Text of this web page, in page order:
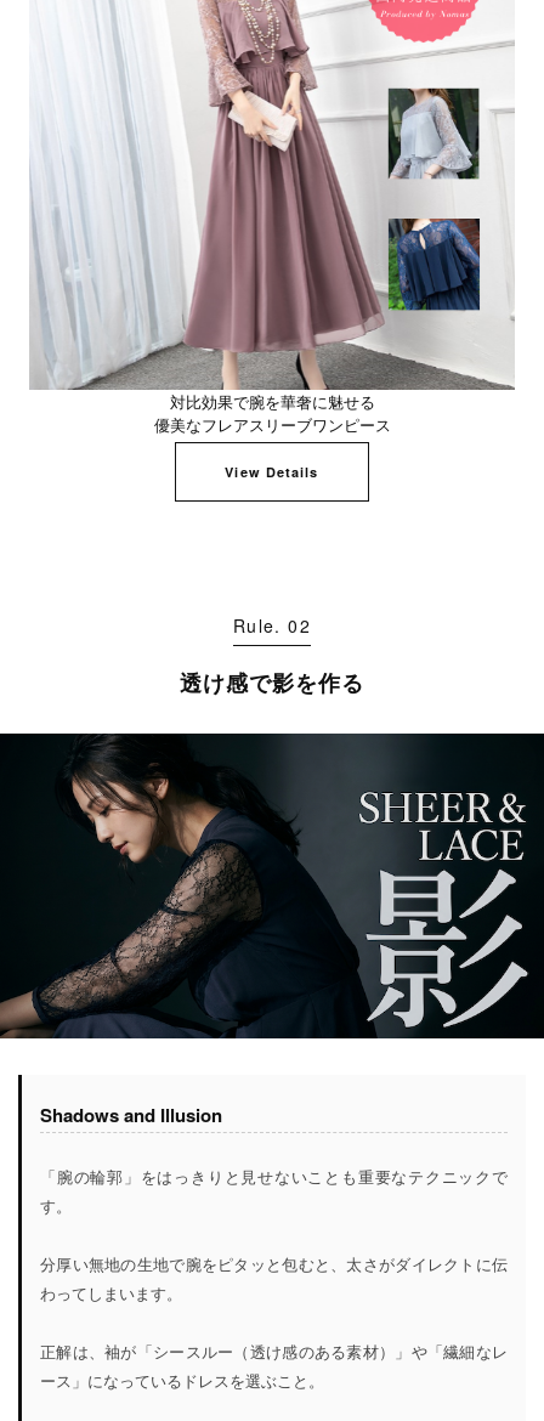
対比効果で腕を華奢に魅せる
優美なフレアスリーブワンピース
View Details
Rule. 02
透け感で影を作る
Shadows and Illusion
「腕の輪郭」をはっきりと見せないことも重要なテクニックで
す。
分厚い無地の生地で腕をピタッと包むと、太さがダイレクトに伝
わってしまいます。
正解は、袖が「シースルー（透け感のある素材）」や「繊細なレ
ース」になっているドレスを選ぶこと。